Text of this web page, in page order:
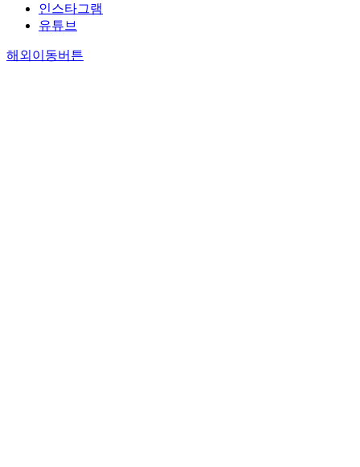
인스타그램
유튜브
해외이동버튼